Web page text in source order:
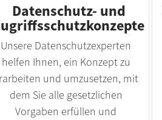
Datenschutz- und
Unsere Datenschutzexperten
helfen Ihnen, ein Konzept zu
und umzusetzen, mit
dem Sie alle gesetzlichen
Vorgaben erfüllen und